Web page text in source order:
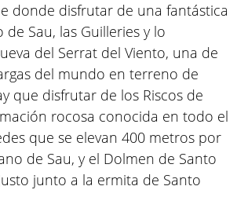
donde disfrutar de una fantástica
Sau, las Guilleries y lo
del Serrat del Viento, una de
del mundo en terreno de
que disfrutar de los Riscos de
rocosa conocida en todo el
que se elevan 400 metros por
de Sau, y el Dolmen de Santo
junto a la ermita de Santo